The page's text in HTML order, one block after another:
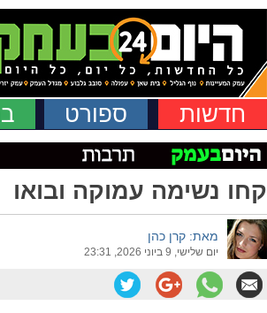
חדשות ספורט
קחו נשימה עמוקה ובואו
מאת: קרן כהן
יום שלישי, 9 ביוני 2026, 23:31